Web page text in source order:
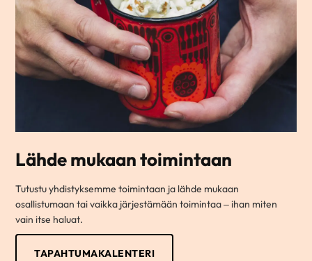
Lähde mukaan toimintaan
Tutustu yhdistyksemme toimintaan ja lähde mukaan
osallistumaan tai vaikka järjestämään toimintaa – ihan miten
vain itse haluat.
TAPAHTUMAKALENTERI